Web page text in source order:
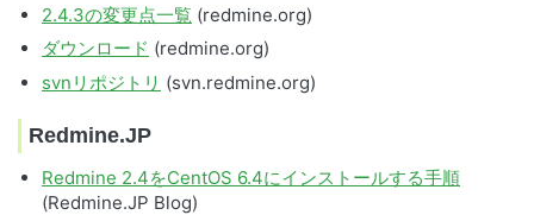
2.4.3の変更点一覧 (redmine.org)
ダウンロード (redmine.org)
svnリポジトリ (svn.redmine.org)
Redmine.JP
Redmine 2.4をCentOS 6.4にインストールする手順
(Redmine.JP Blog)